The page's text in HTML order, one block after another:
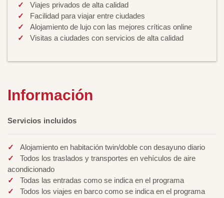
Viajes privados de alta calidad
Facilidad para viajar entre ciudades
Alojamiento de lujo con las mejores críticas online
Visitas a ciudades con servicios de alta calidad
Información
Servicios incluidos
Alojamiento en habitación twin/doble con desayuno diario
Todos los traslados y transportes en vehículos de aire
acondicionado
Todas las entradas como se indica en el programa
Todos los viajes en barco como se indica en el programa